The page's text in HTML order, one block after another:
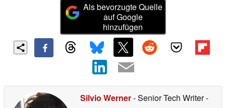
Als bevorzugte Quelle
auf Google
hinzufügen
Silvio Werner- Senior Tech Writer-